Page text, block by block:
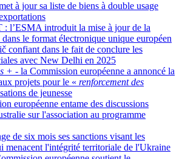
à jour sa liste de biens à double usage
: l’ESMA introduit la mise à jour de la
le format électronique unique européen
confiant dans le fait de conclure les
avec New Delhi en 2025
+ - la Commission européenne a annoncé la
projets pour le « renforcement des
de jeunesse
européenne entame des discussions
sur l'association au programme
de six mois ses sanctions visant les
menacent l'intégrité territoriale de l'Ukraine